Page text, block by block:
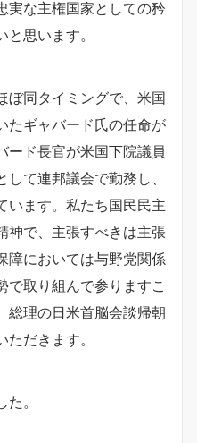
実な主権国家としての矜
思います。
ぼ同タイミングで、米国
たギャバード氏の任命が
ード長官が米国下院議員
て連邦議会で勤務し、
います。私たち国民民主
神で、主張すべきは主張
障においては与野党関係
で取り組んで参りますこ
総理の日米首脳会談帰朝
だきます。
。